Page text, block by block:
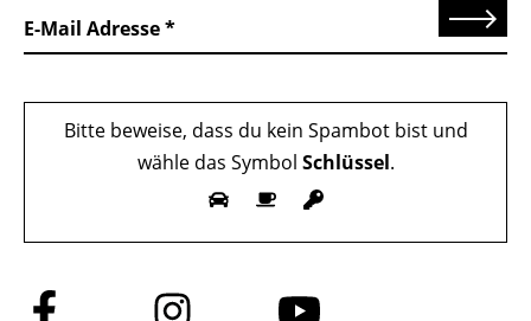
E-Mail Adresse Senden
Bitte beweise, dass du kein Spambot bist und
wähle das Symbol Schlüssel.
Folge
Folge
Folge